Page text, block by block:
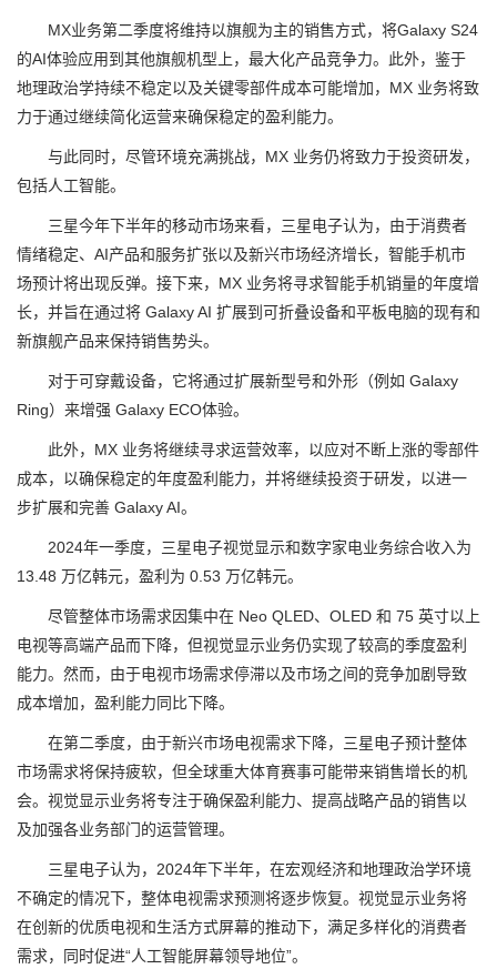
MX业务第二季度将维持以旗舰为主的销售方式，将Galaxy S24
的AI体验应用到其他旗舰机型上，最大化产品竞争力。此外，鉴于
地理政治学持续不稳定以及关键零部件成本可能增加，MX 业务将致
力于通过继续简化运营来确保稳定的盈利能力。
与此同时，尽管环境充满挑战，MX 业务仍将致力于投资研发，
包括人工智能。
三星今年下半年的移动市场来看，三星电子认为，由于消费者
情绪稳定、AI产品和服务扩张以及新兴市场经济增长，智能手机市
场预计将出现反弹。接下来，MX 业务将寻求智能手机销量的年度增
长，并旨在通过将 Galaxy AI 扩展到可折叠设备和平板电脑的现有和
新旗舰产品来保持销售势头。
对于可穿戴设备，它将通过扩展新型号和外形（例如 Galaxy
Ring）来增强 Galaxy ECO体验。
此外，MX 业务将继续寻求运营效率，以应对不断上涨的零部件
成本，以确保稳定的年度盈利能力，并将继续投资于研发，以进一
步扩展和完善 Galaxy AI。
2024年一季度，三星电子视觉显示和数字家电业务综合收入为
13.48 万亿韩元，盈利为 0.53 万亿韩元。
尽管整体市场需求因集中在 Neo QLED、OLED 和 75 英寸以上
电视等高端产品而下降，但视觉显示业务仍实现了较高的季度盈利
能力。然而，由于电视市场需求停滞以及市场之间的竞争加剧导致
成本增加，盈利能力同比下降。
在第二季度，由于新兴市场电视需求下降，三星电子预计整体
市场需求将保持疲软，但全球重大体育赛事可能带来销售增长的机
会。视觉显示业务将专注于确保盈利能力、提高战略产品的销售以
及加强各业务部门的运营管理。
三星电子认为，2024年下半年，在宏观经济和地理政治学环境
不确定的情况下，整体电视需求预测将逐步恢复。视觉显示业务将
在创新的优质电视和生活方式屏幕的推动下，满足多样化的消费者
需求，同时促进“人工智能屏幕领导地位”。